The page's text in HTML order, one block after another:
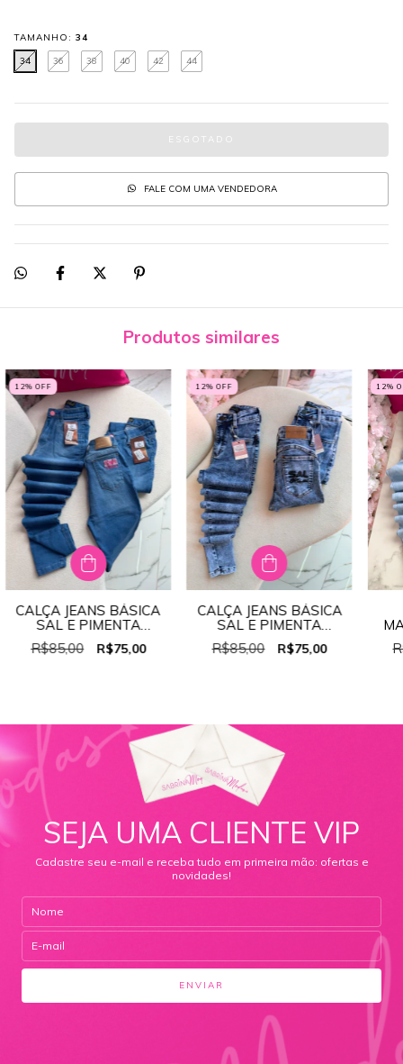
TAMANHO: 34
34
36 38 40 42 44
FALE COM UMA VENDEDORA
Produtos similares
12% OFF
CALÇA JEANS BÁSICA
SAL E PIMENTA
(GRANDE)
R$85,00 R$75,00
12% OFF
CALÇA JEANS BÁSICA
SAL E PIMENTA
REF:SL639 PEQUENA
R$85,00 R$75,00
12%
SEJA UMA CLIENTE VIP
Cadastre seu e-mail e receba tudo em primeira mão: ofertas e
novidades!